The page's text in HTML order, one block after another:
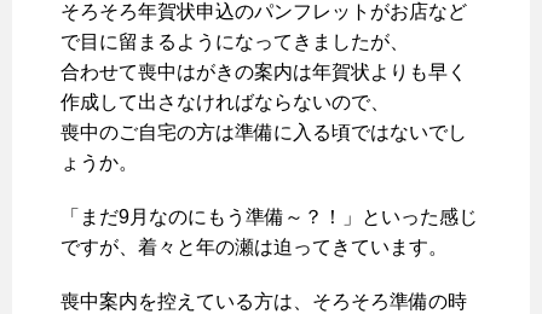
そろそろ年賀状申込のパンフレットがお店など
で目に留まるようになってきましたが、
合わせて喪中はがきの案内は年賀状よりも早く
作成して出さなければならないので、
喪中のご自宅の方は準備に入る頃ではないでし
ょうか。
「まだ9月なのにもう準備～？！」といった感じ
ですが、着々と年の瀬は迫ってきています。
喪中案内を控えている方は、そろそろ準備の時